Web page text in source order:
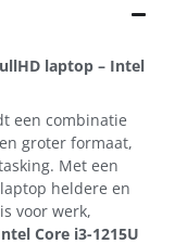
laptop – Intel
een combinatie
groter formaat,
Met een
heldere en
voor werk,
Core i3-1215U